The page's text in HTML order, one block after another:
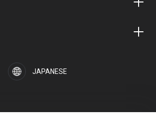
ド
JAPANESE